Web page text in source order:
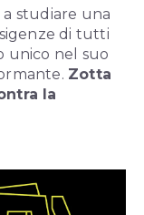
studiare una
di tutti
unico nel suo
Zotta
la